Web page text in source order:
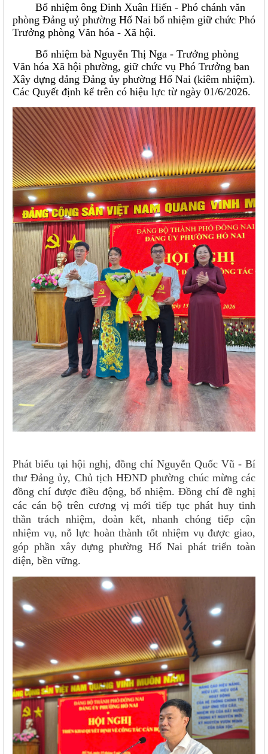
Bổ nhiệm ông Đinh Xuân Hiến - Phó chánh văn
phòng Đảng uỷ phường Hố Nai bổ nhiệm giữ chức Phó
Trưởng phòng Văn hóa - Xã hội.
Bổ nhiệm bà Nguyễn Thị Nga - Trưởng phòng
Văn hóa Xã hội phường, giữ chức vụ Phó Trưởng ban
Xây dựng đảng Đảng ủy phường Hố Nai (kiêm nhiệm).
Các Quyết định kể trên có hiệu lực từ ngày 01/6/2026.
Phát biểu tại hội nghị, đồng chí Nguyễn Quốc Vũ - Bí
thư Đảng ủy, Chủ tịch HĐND phường chúc mừng các
đồng chí được điều động, bổ nhiệm. Đồng chí đề nghị
các cán bộ trên cương vị mới tiếp tục phát huy tinh
thần trách nhiệm, đoàn kết, nhanh chóng tiếp cận
nhiệm vụ, nỗ lực hoàn thành tốt nhiệm vụ được giao,
góp phần xây dựng phường Hố Nai phát triển toàn
diện, bền vững.